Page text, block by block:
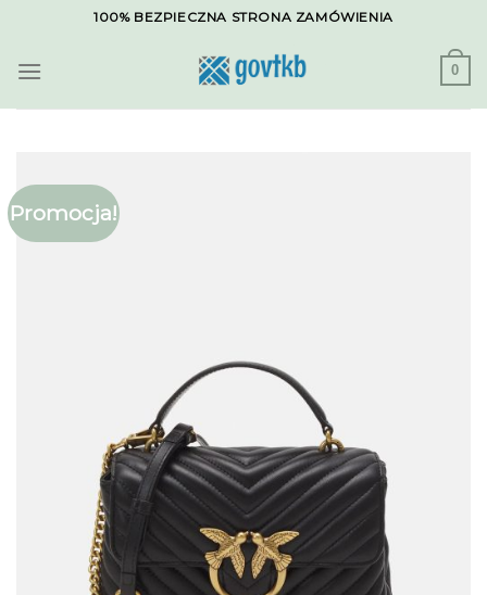
content
100% BEZPIECZNA STRONA ZAMÓWIENIA
0
Promocja!